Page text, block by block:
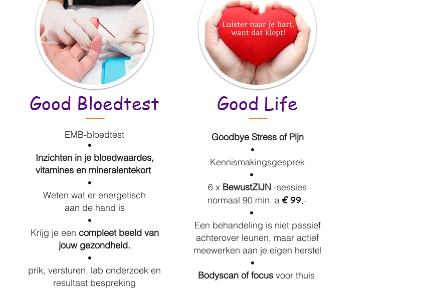
Good Bloedtest
-----
EMB-bloedtest
Inzichten in je bloedwaardes,
vitamines en mineralentekort
Weten wat er energetisch
aan de hand is
Krijg je een compleet beeld van
jouw gezondheid.
prik, versturen, lab onderzoek en
resultaat bespreking
Good Life
-----
Goodbye Stress of Pijn
Kennismakingsgesprek
6 x BewustZIJN -sessies
normaal 90 min. a € 99.-
Een behandeling is niet passief
achterover leunen, maar actief
meewerken aan je eigen herstel
Bodyscan offocus voor thuis